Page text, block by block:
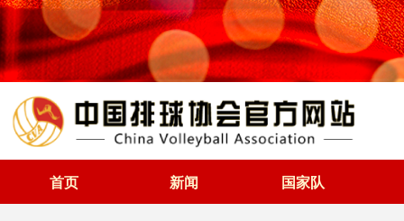
首页 新闻 国家队